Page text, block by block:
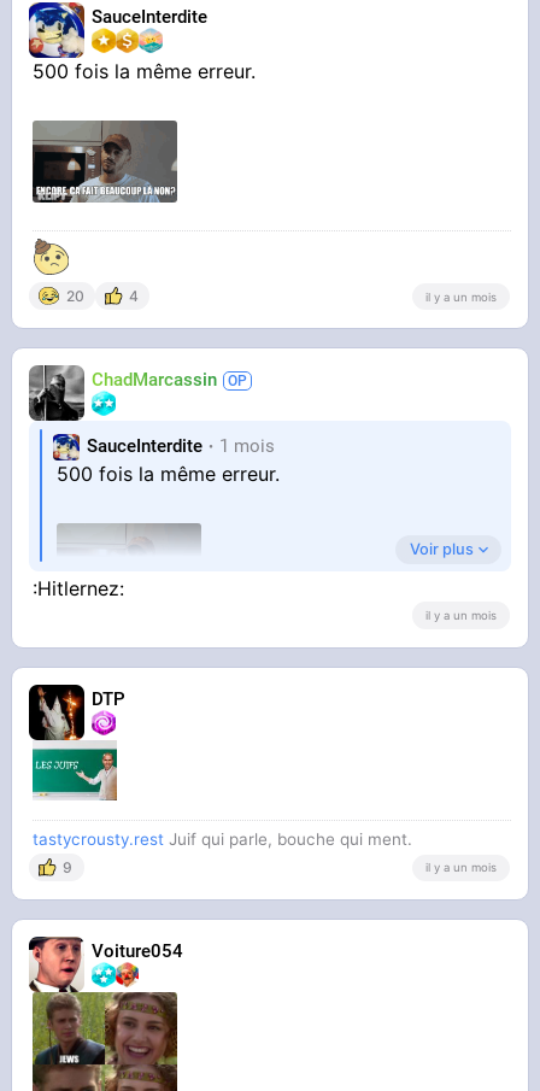
SauceInterdite
500 fois la même erreur.
20 4 il y a un mois
ChadMarcassin
SauceInterdite 1 mois
500 fois la même erreur.
Voir plus
:Hitlernez:
il y a un mois
DTP
tastycrousty.rest Juif qui parle, bouche qui ment.
9 il y a un mois
Voiture054